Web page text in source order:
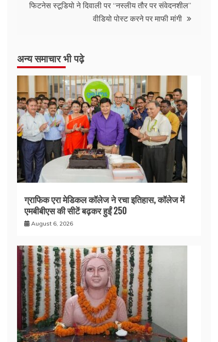
फिटनेस स्टूडियो ने दिवाली पर ‘‘नस्लीय तौर पर संवेदनशील’’
वीडियो पोस्ट करने पर माफी मांगी
अन्य समाचार भी पढ़े
ग्राफिक एरा मेडिकल कॉलेज ने रचा इतिहास, कॉलेज में
एमबीबीएस की सीटें बढ़कर हुईं 250
August 6, 2026